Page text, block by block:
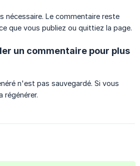
nécessaire. Le commentaire reste
que vous publiez ou quittiez la page.
un commentaire pour plus
n'est pas sauvegardé. Si vous
régénérer.